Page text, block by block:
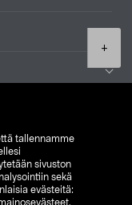
tallennamme
sivuston
sekä
evästeitä:
+